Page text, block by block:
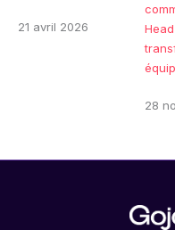
21 avril 2026
28